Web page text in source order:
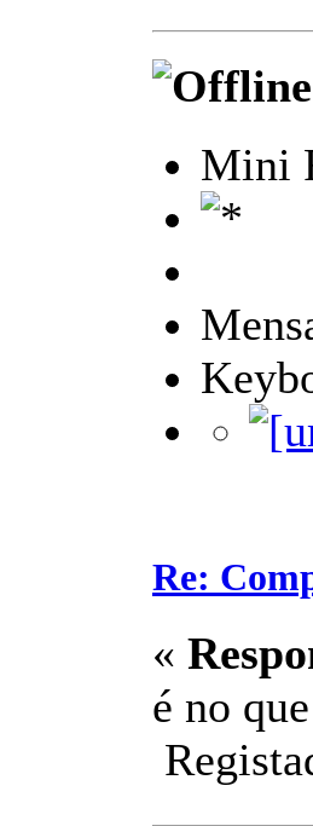
Mini
Re:
«
é no